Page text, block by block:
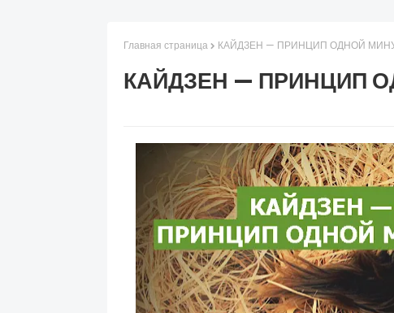
Главная страница КАЙДЗЕН — ПРИНЦИП ОДНОЙ
КАЙДЗЕН — ПРИНЦИП